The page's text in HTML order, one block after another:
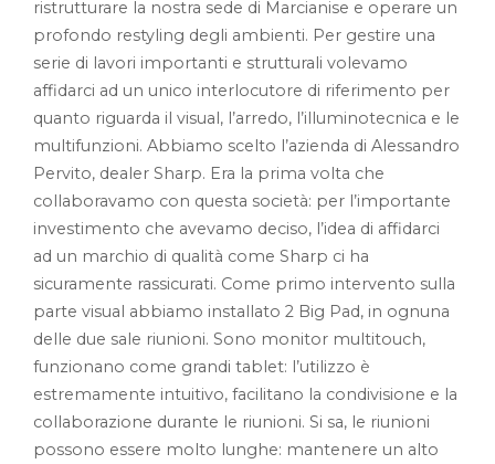
ristrutturare la nostra sede di Marcianise e operare un
profondo restyling degli ambienti. Per gestire una
serie di lavori importanti e strutturali volevamo
affidarci ad un unico interlocutore di riferimento per
quanto riguarda il visual, l’arredo, l’illuminotecnica e le
multifunzioni. Abbiamo scelto l’azienda di Alessandro
Pervito, dealer Sharp. Era la prima volta che
collaboravamo con questa società: per l’importante
investimento che avevamo deciso, l’idea di affidarci
ad un marchio di qualità come Sharp ci ha
sicuramente rassicurati. Come primo intervento sulla
parte visual abbiamo installato 2 Big Pad, in ognuna
delle due sale riunioni. Sono monitor multitouch,
funzionano come grandi tablet: l’utilizzo è
estremamente intuitivo, facilitano la condivisione e la
collaborazione durante le riunioni. Si sa, le riunioni
possono essere molto lunghe: mantenere un alto